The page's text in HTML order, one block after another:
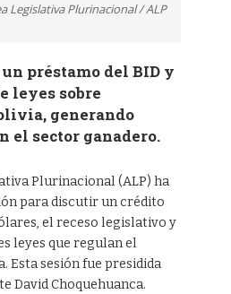
Legislativa Plurinacional / ALP
préstamo del BID y
leyes sobre
generando
el sector ganadero.
Plurinacional (ALP) ha
para discutir un crédito
el receso legislativo y
leyes que regulan el
Esta sesión fue presidida
David Choquehuanca.